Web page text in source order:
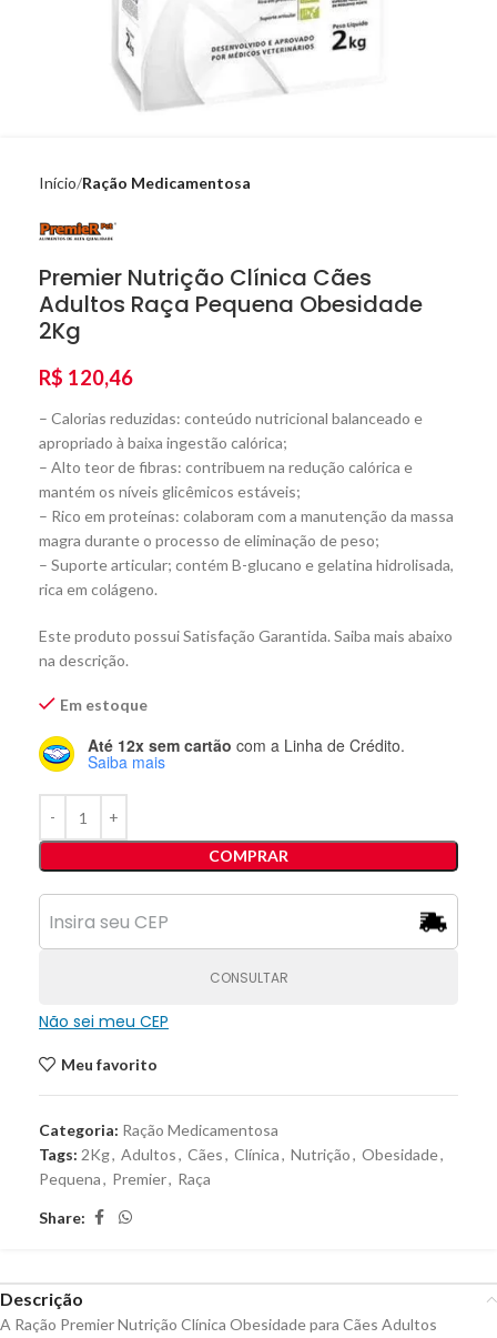
Início Ração Medicamentosa
Premier Nutrição Clínica Cães
Adultos Raça Pequena Obesidade
2Kg
R$ 120,46
– Calorias reduzidas: conteúdo nutricional balanceado e
apropriado à baixa ingestão calórica;
– Alto teor de fibras: contribuem na redução calórica e
mantém os níveis glicêmicos estáveis;
– Rico em proteínas: colaboram com a manutenção da massa
magra durante o processo de eliminação de peso;
– Suporte articular; contém B-glucano e gelatina hidrolisada,
rica em colágeno.
Este produto possui Satisfação Garantida. Saiba mais abaixo
na descrição.
Em estoque
Até 12x sem cartão com a Linha de Crédito.
Saiba mais
COMPRAR
CONSULTAR
Não sei meu CEP
Meu favorito
Categoria: Ração Medicamentosa
Tags: 2Kg, Adultos, Cães, Clínica, Nutrição, Obesidade,
Pequena, Premier, Raça
Share:
Descrição
A Ração Premier Nutrição Clínica Obesidade para Cães Adultos